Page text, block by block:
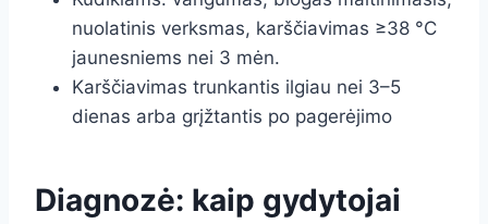
nuolatinis verksmas, karščiavimas ≥38 °C
jaunesniems nei 3 mėn.
Karščiavimas trunkantis ilgiau nei 3–5
dienas arba grįžtantis po pagerėjimo
Diagnozė: kaip gydytojai